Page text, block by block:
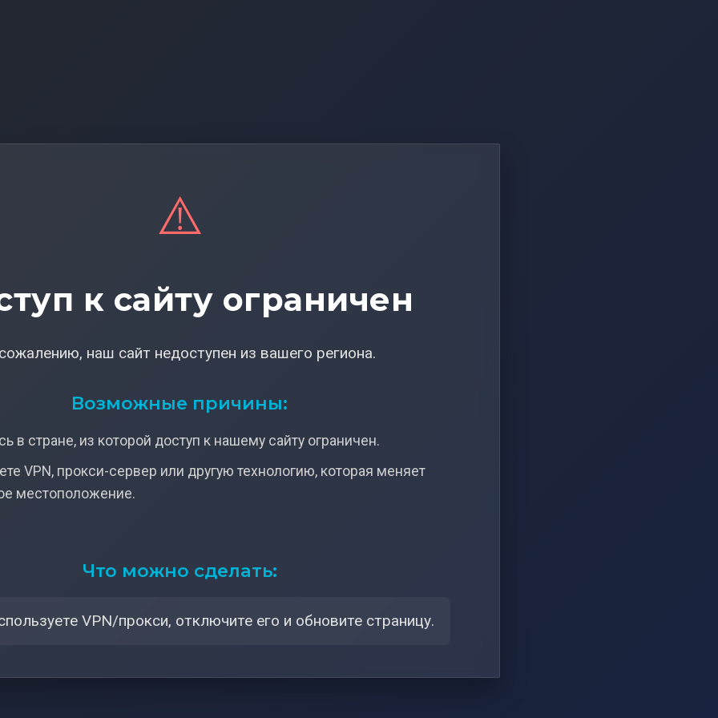
⚠️
к сайту ограничен
наш сайт недоступен из вашего региона.
Возможные причины:
в стране, из которой доступ к нашему сайту ограничен.
VPN, прокси-сервер или другую технологию, которая меняет
местоположение.
Что можно сделать:
VPN/прокси, отключите его и обновите страницу.